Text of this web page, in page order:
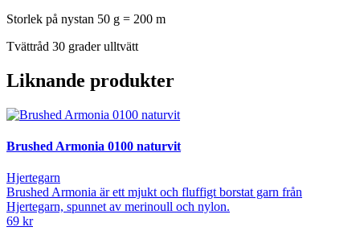
Storlek på nystan 50 g = 200 m
Tvättråd 30 grader ulltvätt
Liknande produkter
Brushed Armonia 0100 naturvit
Hjertegarn
Brushed Armonia är ett mjukt och fluffigt borstat garn från
Hjertegarn, spunnet av merinoull och nylon.
69 kr